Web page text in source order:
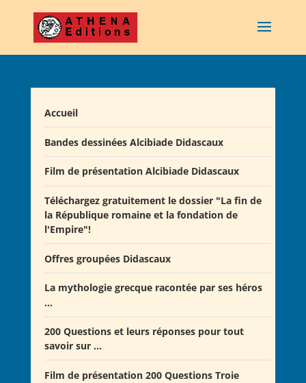
Accueil
Bandes dessinées Alcibiade Didascaux
Film de présentation Alcibiade Didascaux
Téléchargez gratuitement le dossier "La fin de
la République romaine et la fondation de
l'Empire"!
Offres groupées Didascaux
Offre "Tout savoir sur la guerre de Troie!"
Offre Spéciale Moyen Âge
Offre 5 volumes + cadeau
Offre Spéciale Latinistes
La mythologie grecque racontée par ses héros
...
200 Questions et leurs réponses pour tout
savoir sur ...
Film de présentation 200 Questions Troie